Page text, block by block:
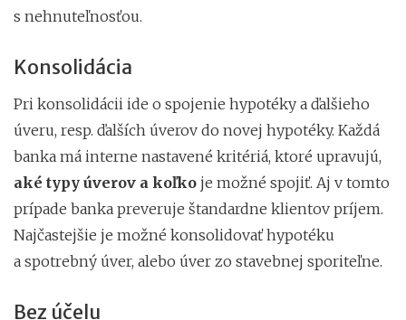
s nehnuteľnosťou.
Konsolidácia
Pri konsolidácii ide o spojenie hypotéky a ďalšieho
úveru, resp. ďalších úverov do novej hypotéky. Každá
banka má interne nastavené kritériá, ktoré upravujú,
aké typy úverov a koľko je možné spojiť. Aj v tomto
prípade banka preveruje štandardne klientov príjem.
Najčastejšie je možné konsolidovať hypotéku
a spotrebný úver, alebo úver zo stavebnej sporiteľne.
Bez účelu